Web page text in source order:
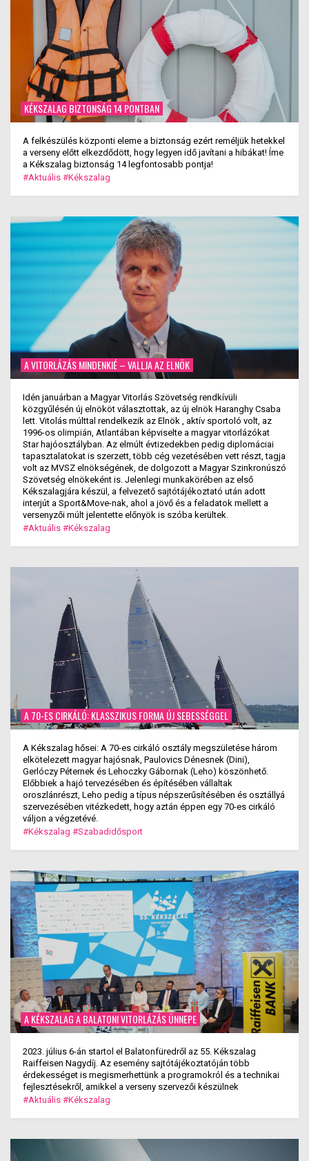
KÉKSZALAG BIZTONSÁG 14 PONTBAN
A felkészülés központi eleme a biztonság ezért reméljük hetekkel
a verseny előtt elkezdődött, hogy legyen idő javítani a hibákat! Íme
a Kékszalag biztonság 14 legfontosabb pontja!
#Aktuális #Kékszalag
A VITORLÁZÁS MINDENKIÉ – VALLJA AZ ELNÖK
Idén januárban a Magyar Vitorlás Szövetség rendkívüli
közgyűlésén új elnököt választottak, az új elnök Haranghy Csaba
lett. Vitolás múlttal rendelkezik az Elnök , aktív sportoló volt, az
1996-os olimpián, Atlantában képviselte a magyar vitorlázókat
Star hajóosztályban. Az elmúlt évtizedekben pedig diplomáciai
tapasztalatokat is szerzett, több cég vezetésében vett részt, tagja
volt az MVSZ elnökségének, de dolgozott a Magyar Szinkronúszó
Szövetség elnökeként is. Jelenlegi munkakörében az első
Kékszalagjára készül, a felvezető sajtótájékoztató után adott
interjút a Sport&Move-nak, ahol a jövő és a feladatok mellett a
versenyzői múlt jelentette előnyök is szóba kerültek.
#Aktuális #Kékszalag
A 70-ES CIRKÁLÓ: KLASSZIKUS FORMA ÚJ SEBESSÉGGEL
A Kékszalag hősei: A 70-es cirkáló osztály megszületése három
elkötelezett magyar hajósnak, Paulovics Dénesnek (Dini),
Gerlóczy Péternek és Lehoczky Gábornak (Leho) köszönhető.
Előbbiek a hajó tervezésében és építésében vállaltak
oroszlánrészt, Leho pedig a típus népszerűsítésében és osztállyá
szervezésében vitézkedett, hogy aztán éppen egy 70-es cirkáló
váljon a végzetévé.
#Kékszalag #Szabadidősport
A KÉKSZALAG A BALATONI VITORLÁZÁS ÜNNEPE
2023. július 6-án startol el Balatonfüredről az 55. Kékszalag
Raiffeisen Nagydíj. Az esemény sajtótájékoztatóján több
érdekességet is megismerhettünk a programokról és a technikai
fejlesztésekről, amikkel a verseny szervezői készülnek
#Aktuális #Kékszalag